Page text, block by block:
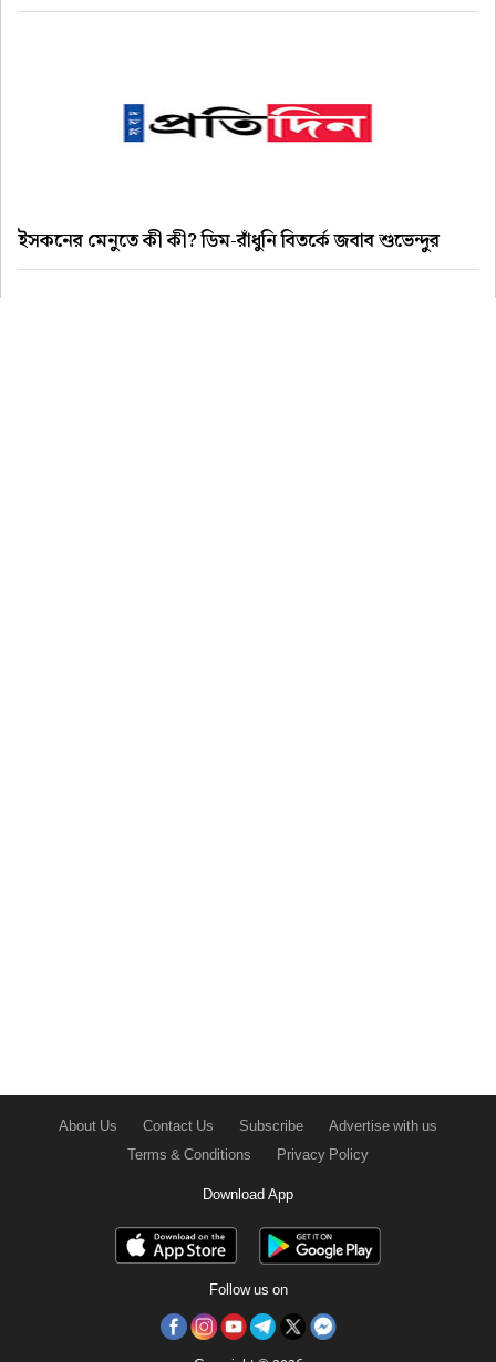
ইসকনের মেনুতে কী কী? ডিম-রাঁধুনি বিতর্কে জবাব শুভেন্দুর
About Us Contact Us Subscribe
Advertise with us
Terms & Conditions
Privacy Policy
Download App
Follow us on